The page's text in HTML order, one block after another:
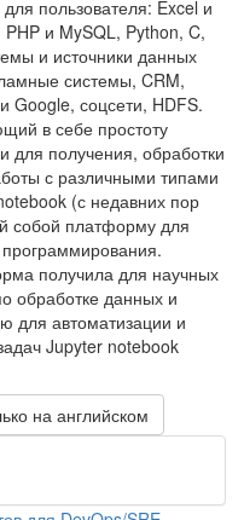
пользователя: Excel и
и MySQL, Python, C,
и источники данных
системы, CRM,
Google, соцсети, HDFS.
в себе простоту
для получения, обработки
с различными типами
(с недавних пор
собой платформу для
получила для научных
обработке данных и
для автоматизации и
Jupyter notebook
на английском